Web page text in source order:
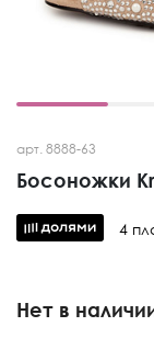
арт. 8888-63
Босоножки
4
Нет в